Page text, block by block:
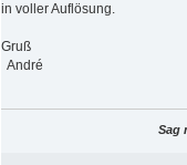
in voller Auflösung.
Gruß
André
Sag